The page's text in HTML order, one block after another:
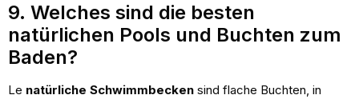
9. Welches sind die besten
natürlichen Pools und Buchten zum
Baden?
Le natürliche Schwimmbecken sind flache Buchten, in